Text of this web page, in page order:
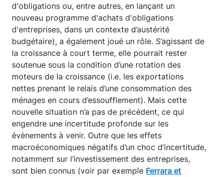
d'obligations ou, entre autres, en lançant un
nouveau programme d'achats d'obligations
d'entreprises, dans un contexte d’austérité
budgétaire), a également joué un rôle. S’agissant de
la croissance à court terme, elle pourrait rester
soutenue sous la condition d’une rotation des
moteurs de la croissance (i.e. les exportations
nettes prenant le relais d’une consommation des
ménages en cours d’essoufflement). Mais cette
nouvelle situation n’a pas de précédent, ce qui
engendre une incertitude profonde sur les
évènements à venir. Outre que les effets
macroéconomiques négatifs d’un choc d’incertitude,
notamment sur l’investissement des entreprises,
sont bien connus (voir par exemple Ferrara et